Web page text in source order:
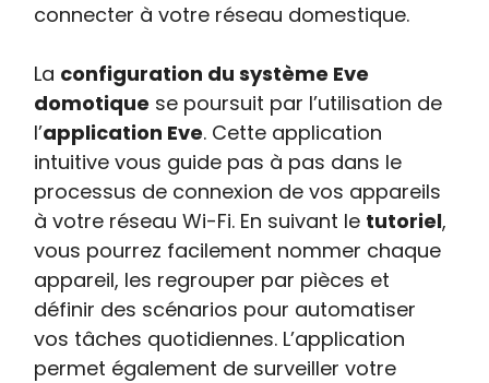
connecter à votre réseau domestique.
La configuration du système Eve
domotique se poursuit par l’utilisation de
l’application Eve. Cette application
intuitive vous guide pas à pas dans le
processus de connexion de vos appareils
à votre réseau Wi-Fi. En suivant le tutoriel,
vous pourrez facilement nommer chaque
appareil, les regrouper par pièces et
définir des scénarios pour automatiser
vos tâches quotidiennes. L’application
permet également de surveiller votre